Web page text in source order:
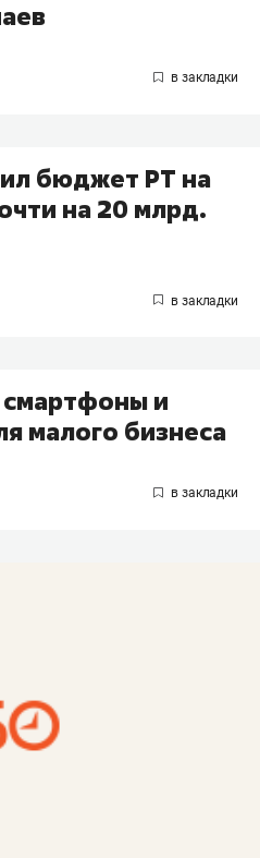
бюджет РТ на
на 20 млрд.
и
малого бизнеса